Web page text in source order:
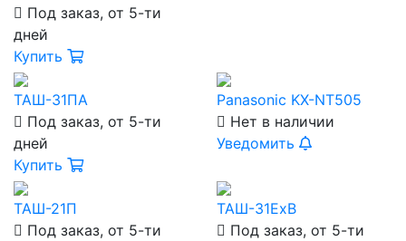
Под заказ, от 5-ти
дней
Купить
ТАШ-31ПА
Под заказ, от 5-ти
дней
Купить
Panasonic KX-NT505
Нет в наличии
Уведомить
ТАШ-21П
Под заказ, от 5-ти
ТАШ-31ExB
Под заказ, от 5-ти